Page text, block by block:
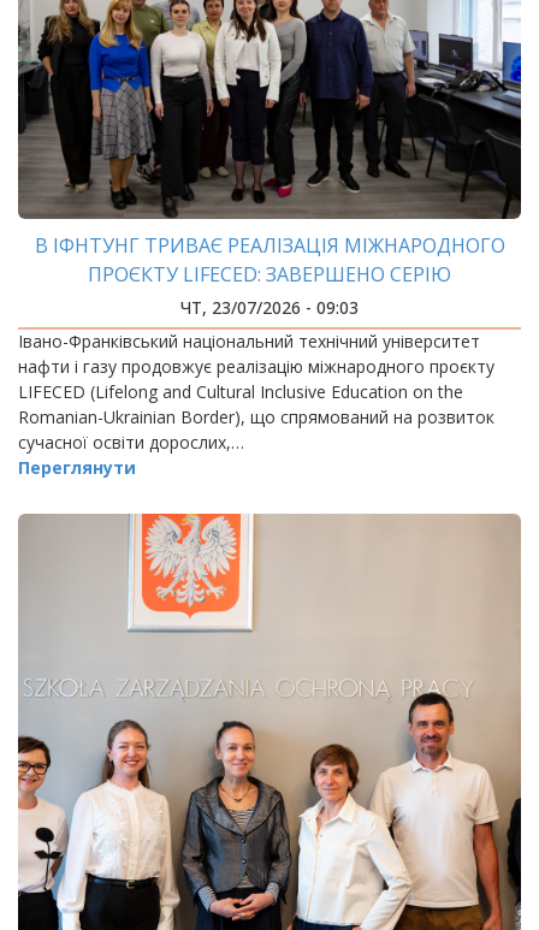
В ІФНТУНГ ТРИВАЄ РЕАЛІЗАЦІЯ МІЖНАРОДНОГО
ПРОЄКТУ LIFECED: ЗАВЕРШЕНО СЕРІЮ
МІЖНАРОДНИХ ТРЕНІНГІВ ДЛЯ УКРАЇНСЬКИХ І
РУМУНСЬКИХ УЧАСНИКІВ
ЧТ, 23/07/2026 - 09:03
Івано-Франківський національний технічний університет
нафти і газу продовжує реалізацію міжнародного проєкту
LIFECED (Lifelong and Cultural Inclusive Education on the
Romanian-Ukrainian Border), що спрямований на розвиток
сучасної освіти дорослих,…
Переглянути